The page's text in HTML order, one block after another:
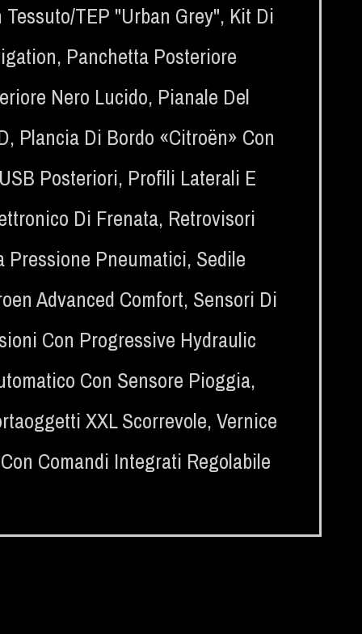
TEP "Urban Grey", Kit Di
, Panchetta Posteriore
Nero Lucido, Pianale Del
, Plancia Di Bordo «Citroën» Con
Posteriori, Profili Laterali E
Di Frenata, Retrovisori
Pressione Pneumatici, Sedile
Advanced Comfort, Sensori Di
Con Progressive Hydraulic
Con Sensore Pioggia,
XXL Scorrevole, Vernice
Comandi Integrati Regolabile